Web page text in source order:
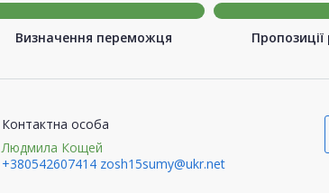
Визначення переможця Пропозиції
Контактна особа
Людмила Кощей
+380542607414 zosh15sumy@ukr.net